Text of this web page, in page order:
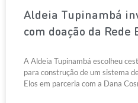
Aldeia Tupinambá
com doação da Rede
A Aldeia Tupinambá escolheu
para construção de um sistema
Elos em parceria com a Dana